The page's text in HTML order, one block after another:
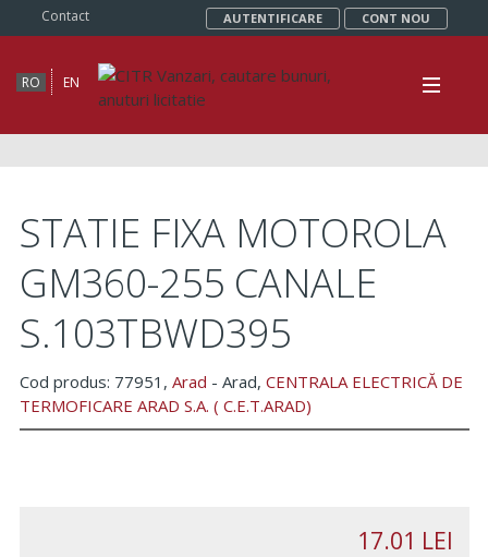
Contact AUTENTIFICARE CONT NOU
RO EN
STATIE FIXA MOTOROLA
GM360-255 CANALE
S.103TBWD395
Cod produs: 77951, Arad - Arad, CENTRALA ELECTRICĂ DE
TERMOFICARE ARAD S.A. ( C.E.T.ARAD)
17.01 LEI